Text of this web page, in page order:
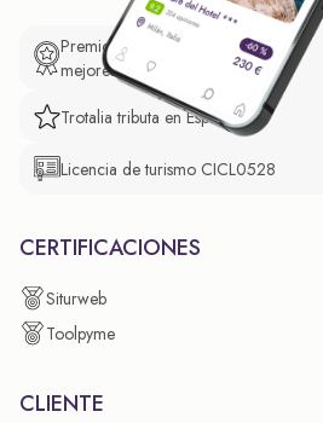
Premio de El Confidencial a las
mejores prácticas empresariales.
Trotalia tributa en España
Licencia de turismo CICL0528
CERTIFICACIONES
Siturweb
Toolpyme
CLIENTE